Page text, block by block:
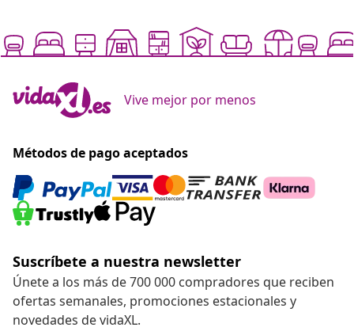
Vive mejor por menos
Métodos de pago aceptados
Suscríbete a nuestra newsletter
Únete a los más de 700 000 compradores que reciben
ofertas semanales, promociones estacionales y
novedades de vidaXL.